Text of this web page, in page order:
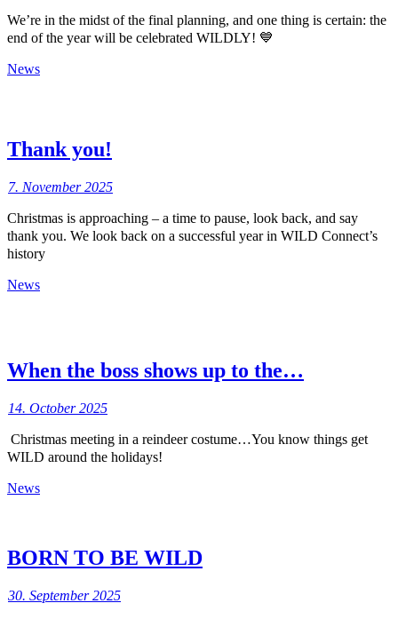
We’re in the midst of the final planning, and one thing is certain: the
end of the year will be celebrated WILDLY! 💙
News
Thank you!
7. November 2025
Christmas is approaching – a time to pause, look back, and say
thank you. We look back on a successful year in WILD Connect’s
history
News
When the boss shows up to the…
14. October 2025
Christmas meeting in a reindeer costume…You know things get
WILD around the holidays!
News
BORN TO BE WILD
30. September 2025